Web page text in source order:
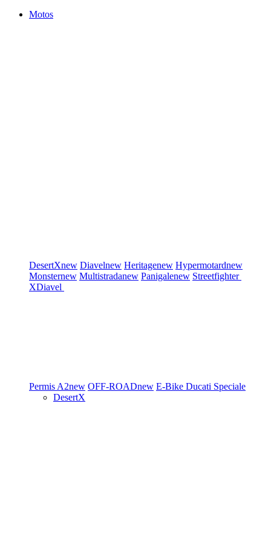
Motos
DesertXnew Diavelnew Heritagenew Hypermotardnew
Monsternew Multistradanew Panigalenew Streetfighter
XDiavel
Permis A2new OFF-ROADnew E-Bike Ducati Speciale
DesertX